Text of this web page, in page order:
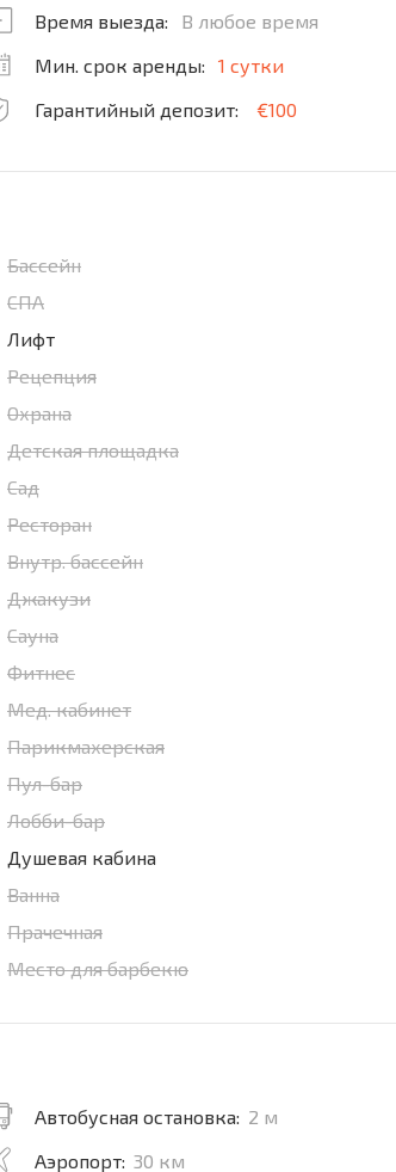
Время выезда:
В любое время
Мин. срок аренды:
1 сутки
Гарантийный депозит:
€100
Бассейн
СПА
Лифт
Рецепция
Охрана
Детская площадка
Сад
Ресторан
Внутр. бассейн
Джакузи
Сауна
Фитнес
Мед. кабинет
Парикмахерская
Пул-бар
Лобби-бар
Душевая кабина
Ванна
Прачечная
Место для барбекю
Автобусная остановка: 2 м
Аэропорт: 30 км